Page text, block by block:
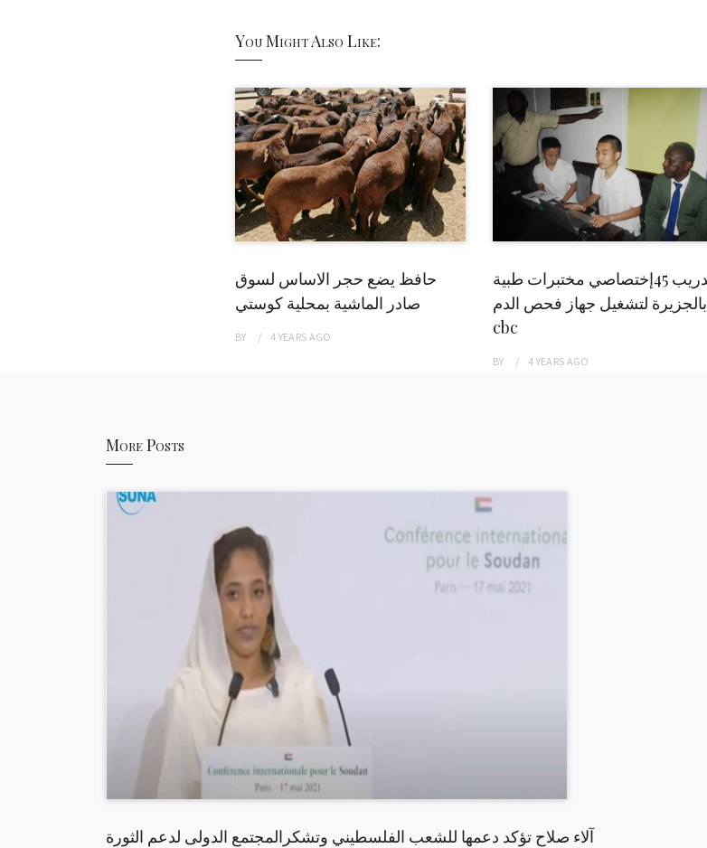
You Might Also Like:
حافظ يضع حجر الاساس لسوق
صادر الماشية بمحلية كوستي
BY 4 YEARS AGO
تدريب 45إختصاصي مختبرات طبية
بالجزيرة لتشغيل جهاز فحص الدم
cbc
BY 4 YEARS AGO
More Posts
آلاء صلاح تؤكد دعمها للشعب الفلسطيني وتشكرالمجتمع الدولى لدعم الثورة